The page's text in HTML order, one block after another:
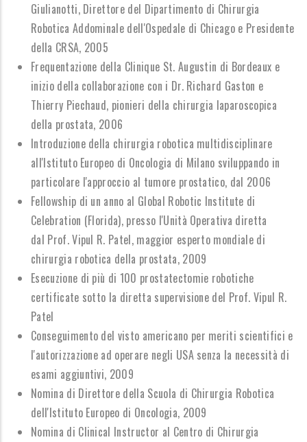
Giulianotti, Direttore del Dipartimento di Chirurgia
Robotica Addominale dell'Ospedale di Chicago e Presidente
della CRSA, 2005
Frequentazione della Clinique St. Augustin di Bordeaux e
inizio della collaborazione con i Dr. Richard Gaston e
Thierry Piechaud, pionieri della chirurgia laparoscopica
della prostata, 2006
Introduzione della chirurgia robotica multidisciplinare
all'Istituto Europeo di Oncologia di Milano sviluppando in
particolare l'approccio al tumore prostatico, dal 2006
Fellowship di un anno al Global Robotic Institute di
Celebration (Florida), presso l'Unità Operativa diretta
dal Prof. Vipul R. Patel, maggior esperto mondiale di
chirurgia robotica della prostata, 2009
Esecuzione di più di 100 prostatectomie robotiche
certificate sotto la diretta supervisione del Prof. Vipul R.
Patel
Conseguimento del visto americano per meriti scientifici e
l'autorizzazione ad operare negli USA senza la necessità di
esami aggiuntivi, 2009
Nomina di Direttore della Scuola di Chirurgia Robotica
dell'Istituto Europeo di Oncologia, 2009
Nomina di Clinical Instructor al Centro di Chirurgia